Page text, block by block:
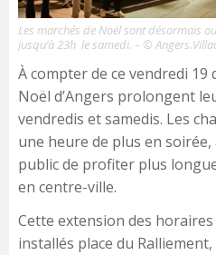
Les marchés de Noël sont désormais
jusqu’à 23h le samedi. – ©
À compter de ce vendredi 19
Noël d’Angers prolongent
vendredis et samedis. Les
une heure de plus en
public de profiter plus
en centre-ville.
Cette extension des
installés place du